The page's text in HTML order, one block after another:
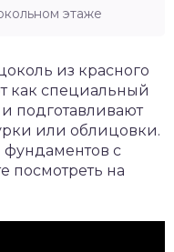
этаже
из красного
как специальный
подготавливают
или облицовки.
с
посмотреть на